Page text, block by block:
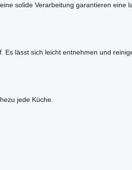
solide Verarbeitung garantieren eine
lässt sich leicht entnehmen und
jede Küche.